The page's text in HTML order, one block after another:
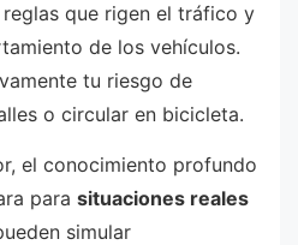
que rigen el tráfico y
de los vehículos.
tu riesgo de
o circular en bicicleta.
el conocimiento profundo
para situaciones reales
simular